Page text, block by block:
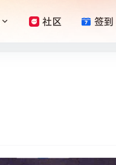
社区 签到